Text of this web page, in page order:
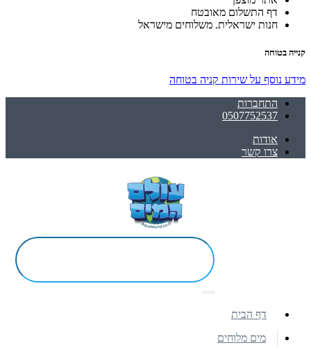
דף התשלום מאובטח
חנות ישראלית. משלוחים מישראל
קנייה בטוחה
מידע נוסף על שירות קניה בטוחה
התחברות
0507752537
אודות
צרו קשר
דף הבית
מים מלוחים